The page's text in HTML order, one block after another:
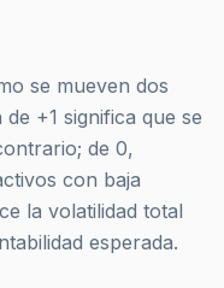
se mueven dos
+1 significa que se
de 0,
con baja
la volatilidad total
esperada.